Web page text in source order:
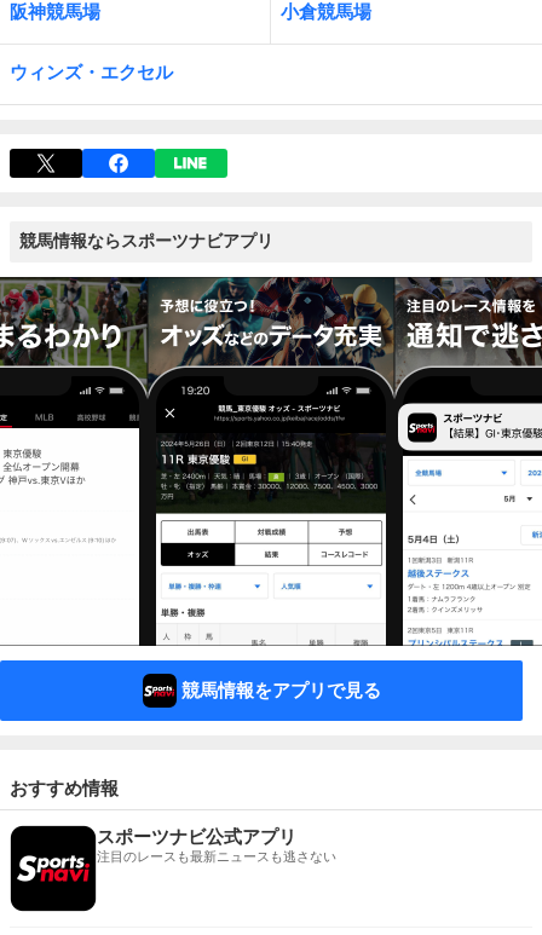
阪神競馬場 小倉競馬場
ウィンズ・エクセル
競馬情報ならスポーツナビアプリ
競馬情報をアプリで見る
おすすめ情報
スポーツナビ公式アプリ
注目のレースも最新ニュースも逃さない